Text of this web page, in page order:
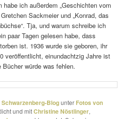
habe ich außerdem „Geschichten vom
Sackmeier und „Konrad, das
Tja, und warum schreibe ich
paar Tagen gelesen habe, dass
ist. 1936 wurde sie geboren, ihr
veröf­fent­licht, einund­achtzig Jahre ist
würde was fehlen.
Schwarzenberg-Blogunter Fotos von
und mitChristine Nöstlinger,